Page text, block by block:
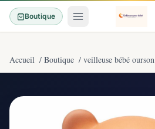
Boutique
Accueil / Boutique / veilleuse bébé ourson